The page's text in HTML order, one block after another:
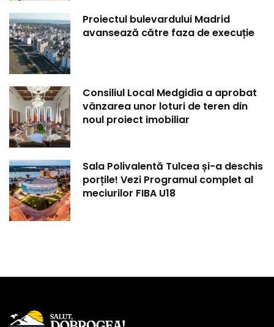
Proiectul bulevardului Madrid
avansează către faza de execuție
Consiliul Local Medgidia a aprobat
vânzarea unor loturi de teren din
noul proiect imobiliar
Sala Polivalentă Tulcea și-a deschis
porțile! Vezi Programul complet al
meciurilor FIBA U18